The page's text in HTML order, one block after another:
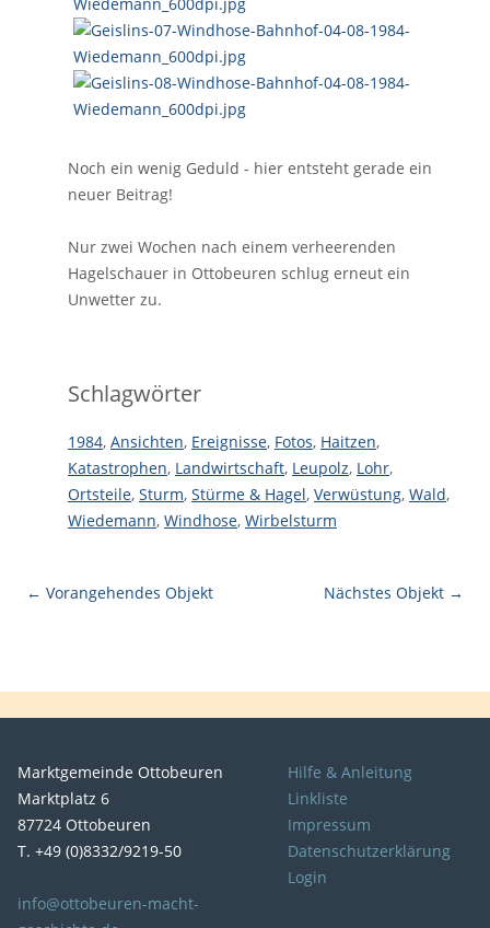
Noch ein wenig Geduld - hier entsteht gerade ein
neuer Beitrag!
Nur zwei Wochen nach einem verheerenden
Hagelschauer in Ottobeuren schlug erneut ein
Unwetter zu.
Schlagwörter
1984, Ansichten, Ereignisse, Fotos, Haitzen,
Katastrophen, Landwirtschaft, Leupolz, Lohr,
Ortsteile, Sturm, Stürme & Hagel, Verwüstung, Wald,
Wiedemann, Windhose, Wirbelsturm
← Vorangehendes Objekt Nächstes Objekt →
Marktgemeinde Ottobeuren
Marktplatz 6
87724 Ottobeuren
T. +49 (0)8332/9219-50
info@ottobeuren-macht-
Hilfe & Anleitung
Linkliste
Impressum
Datenschutzerklärung
Login